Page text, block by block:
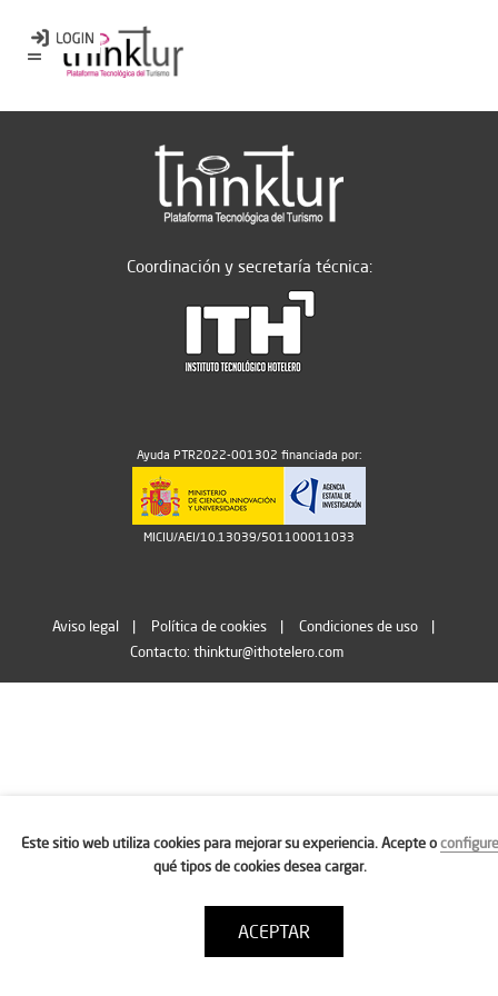
Coordinación y secretaría técnica:
Ayuda PTR2022-001302 financiada por:
MICIU/AEI/10.13039/501100011033
Aviso legal Política de cookies
Condiciones de uso
Contacto: thinktur@ithotelero.com
Este sitio web utiliza cookies para mejorar su experiencia. Acepte oconfigure
qué tipos de cookies desea cargar.
ACEPTAR